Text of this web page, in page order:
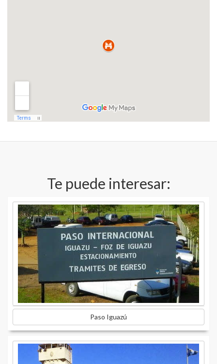
Te puede interesar:
Paso Iguazú